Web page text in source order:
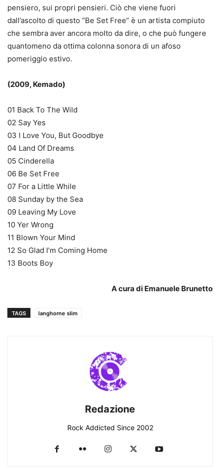
pensiero, sui propri pensieri. Ciò che viene fuori
dall’ascolto di questo “Be Set Free” è un artista compiuto
che sembra aver ancora molto da dire, o che può fungere
quantomeno da ottima colonna sonora di un afoso
pomeriggio estivo.
(2009, Kemado)
01 Back To The Wild
02 Say Yes
03 I Love You, But Goodbye
04 Land Of Dreams
05 Cinderella
06 Be Set Free
07 For a Little While
08 Sunday by the Sea
09 Leaving My Love
10 Yer Wrong
11 Blown Your Mind
12 So Glad I’m Coming Home
13 Boots Boy
A cura di Emanuele Brunetto
TAGS langhorne slim
Redazione
Rock Addicted Since 2002